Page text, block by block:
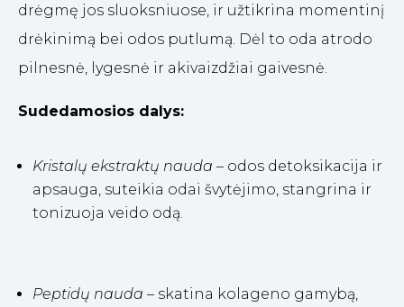
drėgmę jos sluoksniuose, ir užtikrina momentinį
drėkinimą bei odos putlumą. Dėl to oda atrodo
pilnesnė, lygesnė ir akivaizdžiai gaivesnė.
Sudedamosios dalys:
Kristalų ekstraktų nauda – odos detoksikacija ir
apsauga, suteikia odai švytėjimo, stangrina ir
tonizuoja veido odą.
Peptidų nauda – skatina kolageno gamybą,